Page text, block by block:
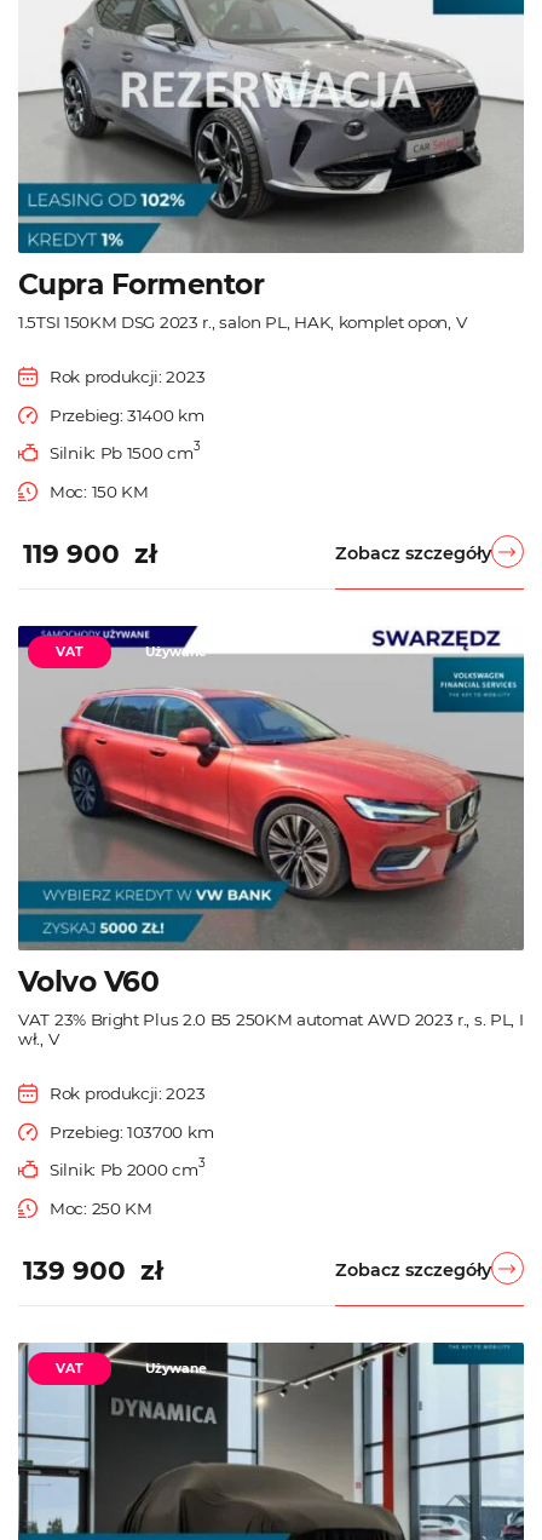
Cupra Formentor
1.5TSI 150KM DSG 2023 r., salon PL, HAK, komplet opon, V
Rok produkcji: 2023
Przebieg: 31400 km
Silnik: Pb 1500 cm3
Moc: 150 KM
119 900 zł Zobacz szczegóły
VAT Używane
Volvo V60
VAT 23% Bright Plus 2.0 B5 250KM automat AWD 2023 r., s. PL, I
wł., V
Rok produkcji: 2023
Przebieg: 103700 km
Silnik: Pb 2000 cm3
Moc: 250 KM
139 900 zł Zobacz szczegóły
VAT Używane